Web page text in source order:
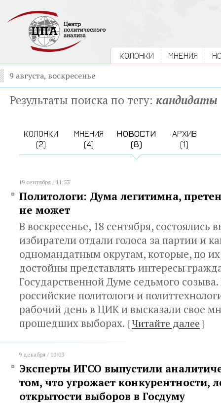
КОЛОНКИ МНЕНИЯ
9 августа, воскресенье
Результаты поиска по тегу: кандидаты
КОЛОНКИ
(2)
МНЕНИЯ
(4)
НОВОСТИ
(8)
АРХИВ
(1)
19 сентября / 11:53
Политологи: Дума легитимна,
не может
В воскресенье, 18 сентября, состоялись
избиратели отдали голоса за партии и
одномандатным округам, которые, по
достойны представлять интересы
Государственной Думе седьмого
российские политологи и
рабочий день в ЦИК и высказали свое
прошедших выборах. {Читайте далее}
9 декабря / 10:03
Эксперты ИГСО выпустили
том, что угрожает конкурентности,
открытости выборов в Госдуму